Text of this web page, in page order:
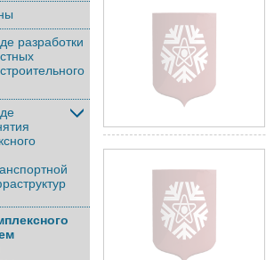
разработки